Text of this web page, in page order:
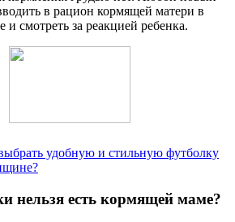
в рацион кормящей матери в
и смотреть за реакцией ребенка.
удобную и стильную футболку
нельзя есть кормящей маме?